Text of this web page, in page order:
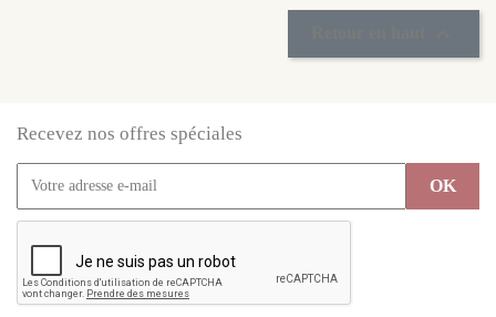
Recevez nos offres spéciales